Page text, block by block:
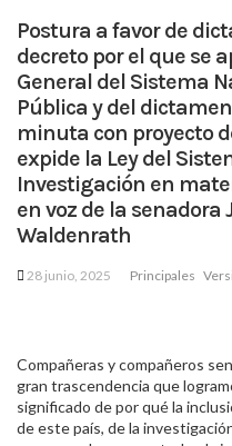
Postura a favor de
decreto por el que se
General del Sistema
Pública y del
minuta con proyecto
expide la Ley del
Investigación en
en voz de la senadora
Waldenrath
28 junio, 2025 Principales
Compañeras y compañeros
gran trascendencia que
significado de por qué la
de este país, de la